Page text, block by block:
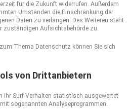
für die Zukunft widerrufen. Außerdem
Umständen die Einschränkung der
Daten zu verlangen. Des Weiteren steht
zuständigen Aufsichtsbehörde zu.
Thema Datenschutz können Sie sich
von Dritt­anbietern
Ihr Surf-Verhalten statistisch ausgewertet
sogenannten Analyseprogrammen.